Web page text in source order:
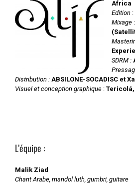
Africa
Edition :
Mixage :
SDRM :
Distribution : ABSILONE-SOCADISC et
Visuel et conception graphique :
L’équipe :
Malik Ziad
Chant Arabe, mandol luth, gumbri, guitare